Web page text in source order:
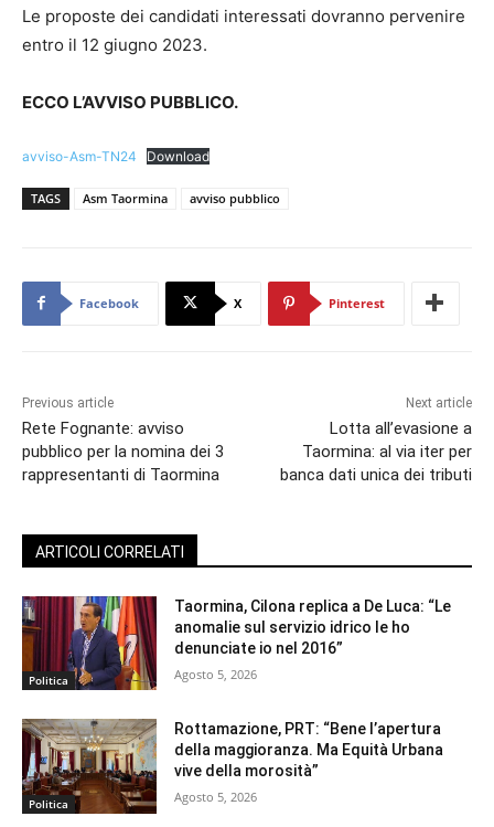
Le proposte dei candidati interessati dovranno pervenire
entro il 12 giugno 2023.
ECCO L’AVVISO PUBBLICO.
avviso-Asm-TN24 Download
TAGS Asm Taormina avviso pubblico
Facebook X Pinterest
Previous article
Rete Fognante: avviso
pubblico per la nomina dei 3
rappresentanti di Taormina
Next article
Lotta all’evasione a
Taormina: al via iter per
banca dati unica dei tributi
ARTICOLI CORRELATI
Politica
Taormina, Cilona replica a De Luca: “Le
anomalie sul servizio idrico le ho
denunciate io nel 2016”
Agosto 5, 2026
Politica
Rottamazione, PRT: “Bene l’apertura
della maggioranza. Ma Equità Urbana
vive della morosità”
Agosto 5, 2026